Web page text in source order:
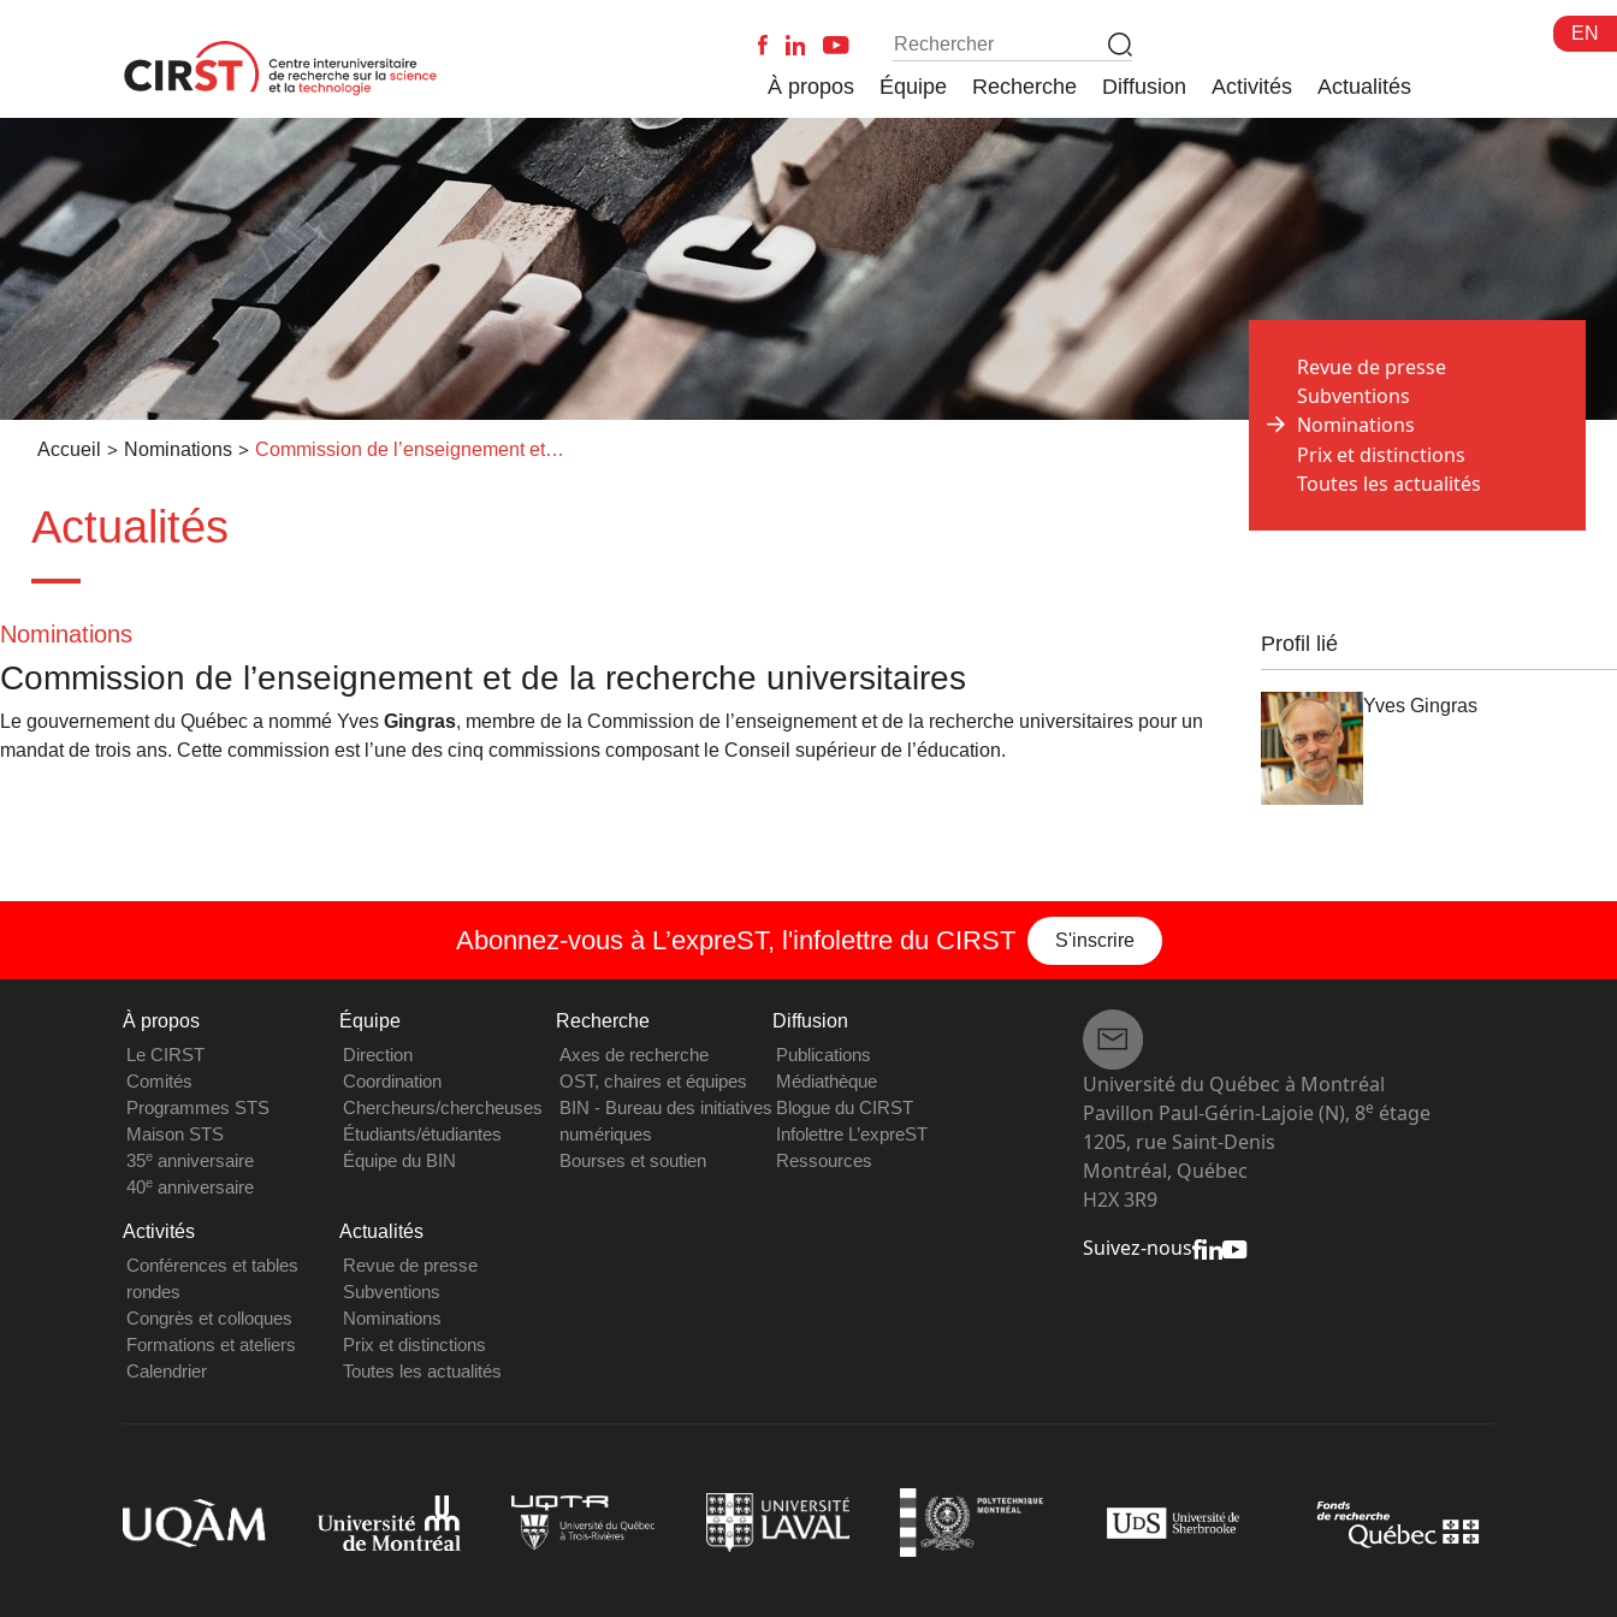
EN
À propos Équipe Recherche Diffusion Activités Actualités
Accueil > Nominations > Commission de l’enseignement et de la recherche universitaires
Actualités
Revue de presse
Subventions
Nominations
Prix et distinctions
Toutes les actualités
Nominations
Commission de l’enseignement et de la recherche universitaires
Le gouvernement du Québec a nommé Yves Gingras, membre de la Commission de l’enseignement et de la recherche universitaires pour un
mandat de trois ans. Cette commission est l’une des cinq commissions composant le Conseil supérieur de l’éducation.
Profil lié
Yves Gingras
Abonnez-vous à L’expreST, l'infolettre du CIRST S'inscrire
À propos
Le CIRST
Comités
Programmes STS
Maison STS
35eanniversaire
40eanniversaire
Équipe
Direction
Coordination
Chercheurs/chercheuses
Étudiants/étudiantes
Équipe du BIN
Recherche
Axes de recherche
OST, chaires et équipes
BIN - Bureau des initiatives
numériques
Bourses et soutien
Diffusion
Publications
Médiathèque
Blogue du CIRST
Infolettre L’expreST
Ressources
Activités
Conférences et tables
rondes
Congrès et colloques
Formations et ateliers
Calendrier
Actualités
Revue de presse
Subventions
Nominations
Prix et distinctions
Toutes les actualités
Université du Québec à Montréal
Pavillon Paul-Gérin-Lajoie (N), 8e étage
1205, rue Saint-Denis
Montréal, Québec
H2X 3R9
Suivez-nous